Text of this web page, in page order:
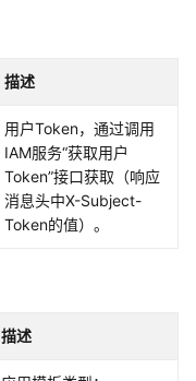
描述
用户Token，通过调用
IAM服务“获取用户
Token”接口获取（响应
消息头中X-Subject-
Token的值）。
描述